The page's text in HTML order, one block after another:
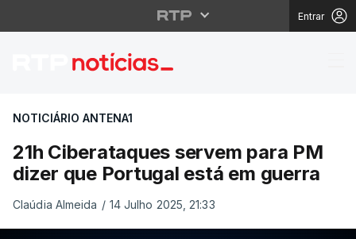
Entrar
21h Ciberataques
NOTICIÁRIO ANTENA1
21h Ciberataques servem para PM
dizer que Portugal está em guerra
Claúdia Almeida / 14 Julho 2025, 21:33